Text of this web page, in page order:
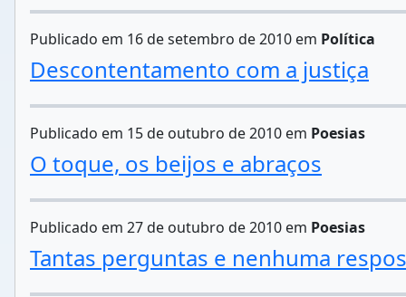
Publicado em 16 de setembro de 2010 em Política
Descontentamento com a justiça
Publicado em 15 de outubro de 2010 em Poesias
O toque, os beijos e abraços
Publicado em 27 de outubro de 2010 em Poesias
Tantas perguntas e nenhuma